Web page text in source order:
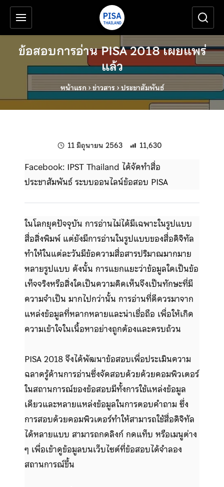
ข้ามไปยังเนื้อหาหลัก
เครื่องมือช่วยเหลือ
ข้อสอบการอ่าน PISA 2018 เผยแพร่
แล้ว
หน้าแรก›ข่าวสาร›ประชาสัมพันธ์
11 มิถุนายน 2563 แก้ไขล่าสุดเมื่อ:
11,630
Facebook: IPST Thailand ได้จัดทำสื่อ
ประชาสัมพันธ์ ระบบออนไลน์ข้อสอบ PISA
ในโลกยุคปัจจุบัน การอ่านไม่ได้มีเฉพาะในรูปแบบ
สื่อสิ่งพิมพ์ แต่ยังมีการอ่านในรูปแบบของสื่อดิจิทัล
ทำให้ในแต่ละวันมีข้อความสื่อสารปริมาณมากมาย
หลายรูปแบบ ดังนั้น การแยกแยะว่าข้อมูลใดเป็นข้อ
เท็จจริงหรือสิ่งใดเป็นความคิดเห็นจึงเป็นทักษะที่มี
ความจำเป็น มากไปกว่านั้น การอ่านที่ดีควรมาจาก
แหล่งข้อมูลที่หลากหลายและน่าเชื่อถือ เพื่อให้เกิด
ความเข้าใจในเนื้อหาอย่างถูกต้องและครบถ้วน
PISA 2018 จึงได้พัฒนาข้อสอบเพื่อประเมินความ
ฉลาดรู้ด้านการอ่านซึ่งจัดสอบด้วยด้วยคอมพิวเตอร์
ในสถานการณ์ของข้อสอบมีทั้งการใช้แหล่งข้อมูล
เดียวและหลายแหล่งข้อมูลในการตอบคำถาม ซึ่ง
การสอบด้วยคอมพิวเตอร์ทำให้สามารถใช้สื่อดิจิทัล
ได้หลายแบบ สามารถกดลิงก์ กดแท็บ หรือเมนูต่าง
ๆ เพื่อเข้าดูข้อมูลบนเว็บไซต์ที่ข้อสอบได้จำลอง
สถานการณ์ขึ้น